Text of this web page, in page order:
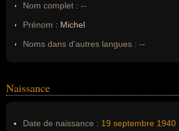
Nom complet : --
Prénom : Michel
Noms dans d'autres langues : --
Nom de famille :Butel
Naissance
Date de naissance : 19 septembre 1940